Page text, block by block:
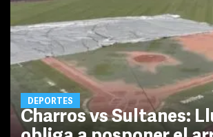
DEPORTES
Charros vs Sultanes: